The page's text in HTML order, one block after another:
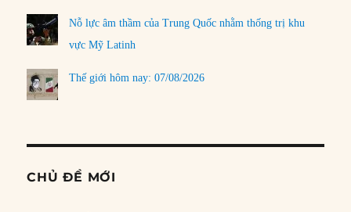
Nỗ lực âm thầm của Trung Quốc nhằm thống trị khu
vực Mỹ Latinh
Thế giới hôm nay: 07/08/2026
CHỦ ĐỀ MỚI